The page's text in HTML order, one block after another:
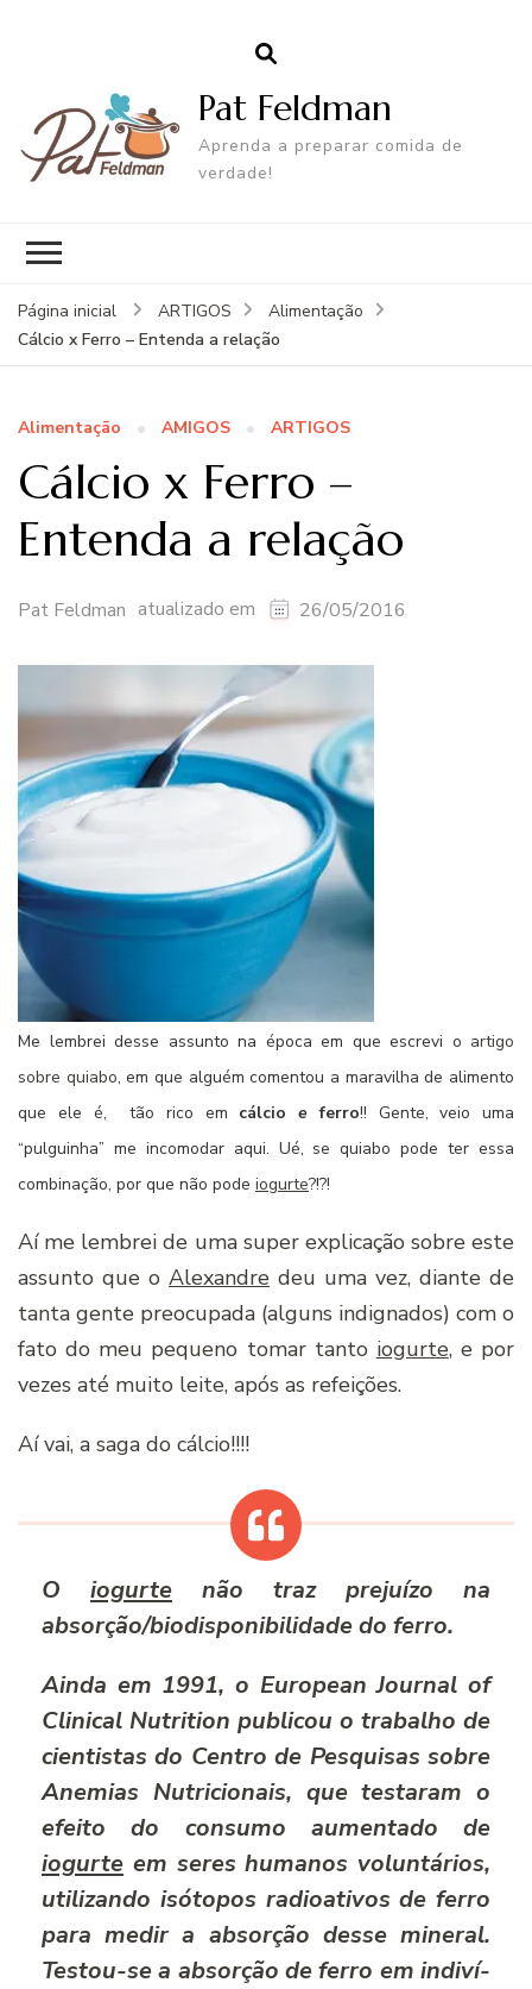
Pat Feldman
Aprenda a preparar comida de
verdade!
Página inicial ARTIGOS
Alimentação
Cálcio x Ferro – Entenda a relação
Alimentação AMIGOS ARTIGOS
Cálcio x Ferro –
Entenda a relação
Pat Feldman atualizado em 26/05/2016
Me lembrei desse assunto na época em que escrevi o artigo
sobre quiabo, em que alguém comentou a maravilha de alimento
que ele é, tão rico em cálcio eferro!! Gente, veio uma
“pulguinha” me incomodar aqui. Ué, se quiabo pode ter essa
combinação, por que não pode iogurte?!?!
Aí­ me lembrei de uma super explicação sobre este
assunto que o Alexandre deu uma vez, diante de
tanta gente preocupada (alguns indignados) com o
fato do meu pequeno tomar tanto iogurte, e por
vezes até muito leite, após as refeições.
Aí­ vai, a saga do cálcio!!!!
O iogurte não traz prejuí­zo na
absorção/biodisponibilidade do ferro.
Ainda em 1991, o European Journal of
Clinical Nutrition publicou o trabalho de
cientistas do Centro de Pesquisas sobre
Anemias Nutricionais, que testaram o
efeito do consumo aumentado de
iogurte em seres humanos voluntários,
utilizando isótopos radioativos de ferro
para medir a absorção desse mineral.
Testou-se a absorção de ferro em indiví­